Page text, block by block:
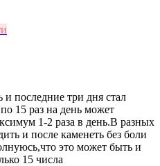
и последние три дня стал
15 раз на день может
1-2 раза в день.В разных
и после каменеть без боли
это может быть и
15 числа